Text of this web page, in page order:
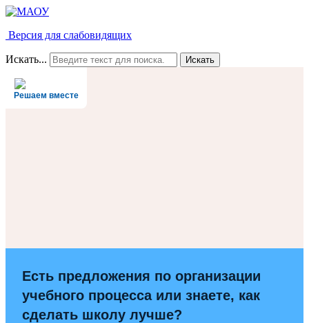
Версия для слабовидящих
Искать... Искать
Решаем вместе
Есть предложения по организации
учебного процесса или знаете, как
сделать школу лучше?